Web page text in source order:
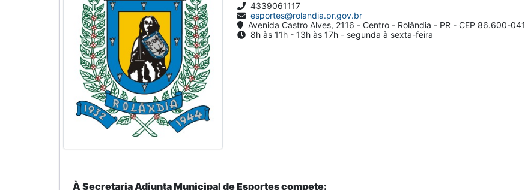
4339061117
esportes@rolandia.pr.gov.br
Avenida Castro Alves, 2116 - Centro - Rolândia - PR - CEP 86.600-041
8h às 11h - 13h às 17h - segunda à sexta-feira
À Secretaria Adjunta Municipal de Esportes compete: